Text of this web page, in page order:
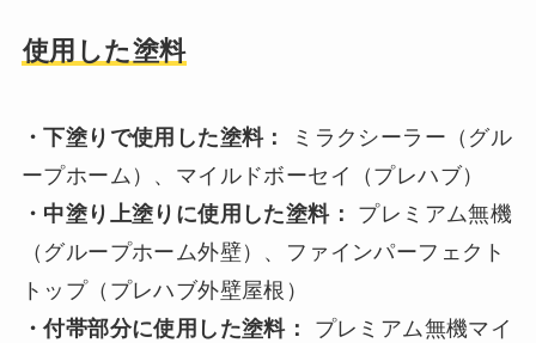
使用した塗料
・下塗りで使用した塗料：
ミラクシーラー（グル
ープホーム）、マイルドボーセイ（プレハブ）
・中塗り上塗りに使用した塗料：
プレミアム無機
（グループホーム外壁）、ファインパーフェクト
トップ（プレハブ外壁屋根）
・付帯部分に使用した塗料：
プレミアム無機マイ